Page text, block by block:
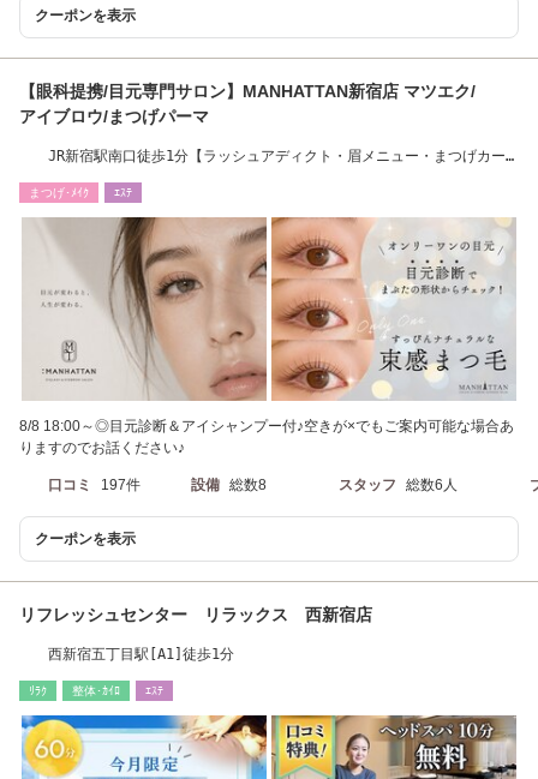
クーポンを表示
【眼科提携/目元専門サロン】MANHATTAN新宿店 マツエク/
アイブロウ/まつげパーマ
JR新宿駅南口徒歩1分【ラッシュアディクト・眉メニュー・まつげカー
まつげ･ﾒｲｸ ｴｽﾃ
8/8 18:00～◎目元診断＆アイシャンプー付♪空きが×でもご案内可能な場合あ
りますのでお話ください♪
口コミ 197件 設備 総数8 スタッフ 総数6人
クーポンを表示
リフレッシュセンター リラックス 西新宿店
西新宿五丁目駅[A1]徒歩1分
ﾘﾗｸ 整体･ｶｲﾛ ｴｽﾃ